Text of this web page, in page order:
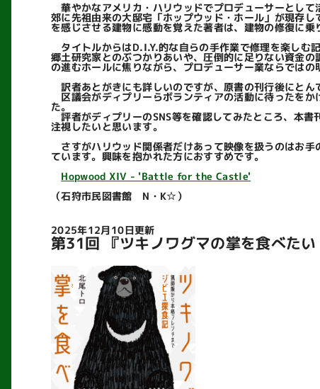
華やかなアメリカ・ハリウッドでプロデューサーとし
郊に先祖由来の大邸宅「ホップウッド・ホール」が現存
を感じさせる建物に感動を覚えた著者は、建物の修復に
タイトルからはD.I.Y.的な自らの手作業で修理を楽しむ
郷土研究家とのぶつかりあいや、圧倒的に足りない資金
の進むホールに焦りながら、プロデューサー業ならでは
訳者あとがきにも詳しいのですが、原書の刊行後にとん
区議会がディプリーらボランティアの活動に待ったを
た。
評者がディプリーのSNS等を確認してみたところ、本
注視したいと思います。
さすがハリウッド関係者だけあって映像を扱うのはお
ています。興味を抱かれた方におすすめです。
Hopwood XIV - 'Battle for the Castle'
（石狩市民図書館 N・K☆）
2025年12月10日更新
第31回 『ツキノワグマの掌を食べたい